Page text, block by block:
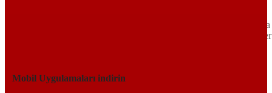
bir yelpazede sunduğu haberlerle, hem Türkiye’de hem de dünyada
neler olup bittiğini anında öğrenin. Dijital platformlarıyla her an, her
Mobil Uygulamaları indirin